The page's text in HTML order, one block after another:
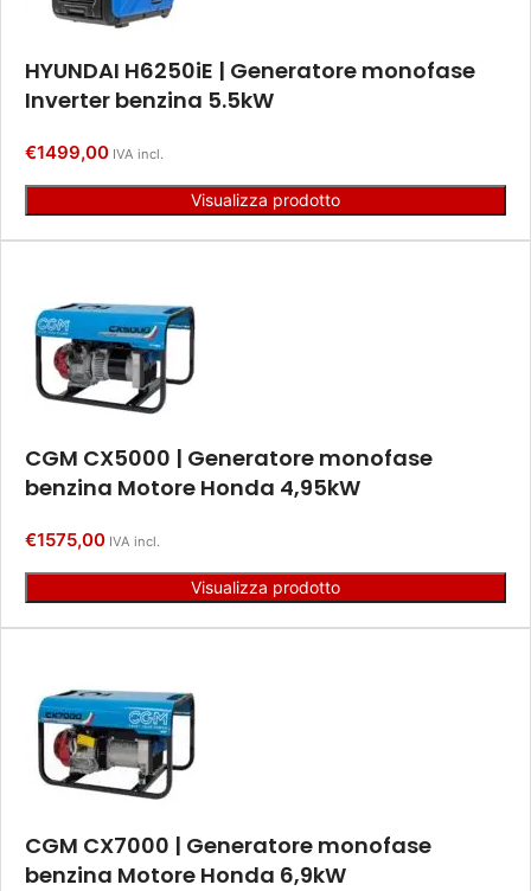
HYUNDAI H6250iE | Generatore monofase
Inverter benzina 5.5kW
€1499,00 IVA incl.
Visualizza prodotto
CGM CX5000 | Generatore monofase
benzina Motore Honda 4,95kW
€1575,00 IVA incl.
Visualizza prodotto
CGM CX7000 | Generatore monofase
benzina Motore Honda 6,9kW